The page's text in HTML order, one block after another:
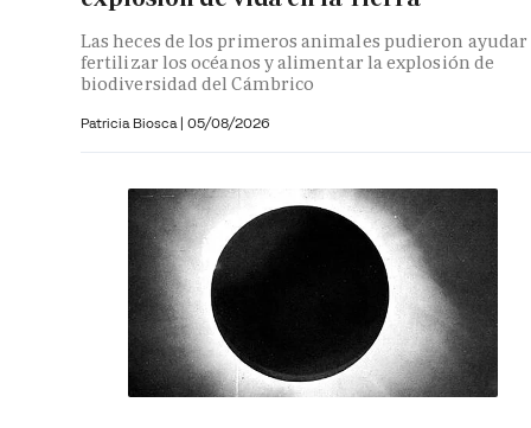
Las heces de los primeros animales pudieron ayudar
fertilizar los océanos y alimentar la explosión de
biodiversidad del Cámbrico
Patricia Biosca | 05/08/2026